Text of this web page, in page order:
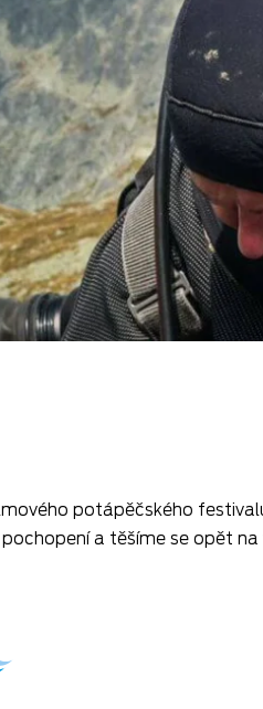
potápěčského
a těšíme se opět